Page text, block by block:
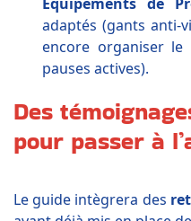
adaptés (gants anti-
encore organiser le
pauses actives).
Des
pour passer à
Le guide intègrera des